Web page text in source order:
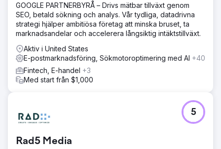
GOOGLE PARTNERBYRÅ – Drivs mätbar tillväxt genom
SEO, betald sökning och analys. Vår tydliga, datadrivna
strategi hjälper ambitiösa företag att minska bruset, ta
marknadsandelar och accelerera långsiktig intäktstillväxt.
Aktiv i United States
E-postmarknadsföring, Sökmotoroptimering med AI +40
Fintech, E-handel +3
Med start från $1,000
Rad5 Media
5